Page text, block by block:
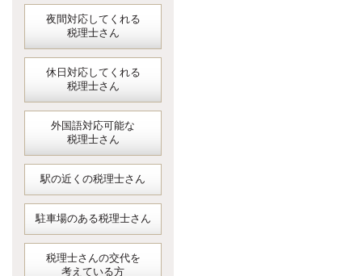
夜間対応してくれる
税理士さん
休日対応してくれる
税理士さん
外国語対応可能な
税理士さん
駅の近くの税理士さん
駐車場のある税理士さん
税理士さんの交代を
考えている方